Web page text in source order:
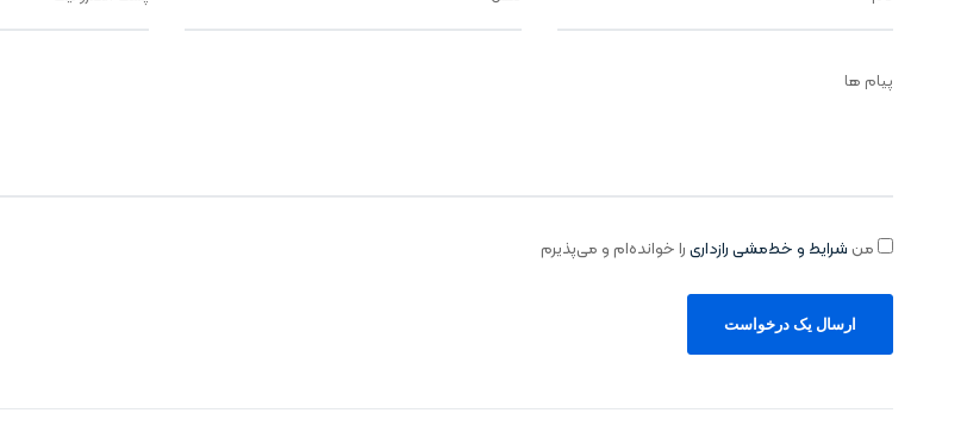
پیام ها
منشرایط و خط‌مشی رازداریرا خوانده‌ام و می‌پذیرم
ارسال یک درخواست